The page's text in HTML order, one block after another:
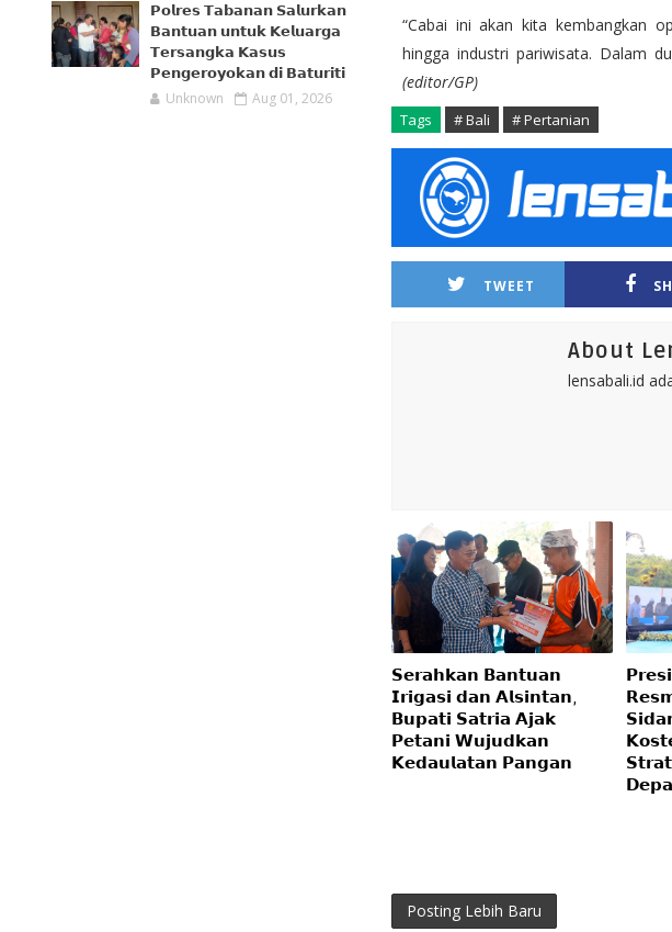
𝗣𝗼𝗹𝗿𝗲𝘀 𝗧𝗮𝗯𝗮𝗻𝗮𝗻 𝗦𝗮𝗹𝘂𝗿𝗸𝗮𝗻
𝗕𝗮𝗻𝘁𝘂𝗮𝗻 𝘂𝗻𝘁𝘂𝗸 𝗞𝗲𝗹𝘂𝗮𝗿𝗴𝗮
𝗧𝗲𝗿𝘀𝗮𝗻𝗴𝗸𝗮 𝗞𝗮𝘀𝘂𝘀
𝗣𝗲𝗻𝗴𝗲𝗿𝗼𝘆𝗼𝗸𝗮𝗻 𝗱𝗶 𝗕𝗮𝘁𝘂𝗿𝗶𝘁𝗶
Unknown Aug 01, 2026
“Cabai ini akan kita kembangkan
hingga industri pariwisata. Dalam
(editor/GP)
Tags # Bali # Pertanian
TWEET
About
lensabali.id
𝗦𝗲𝗿𝗮𝗵𝗸𝗮𝗻 𝗕𝗮𝗻𝘁𝘂𝗮𝗻
𝗜𝗿𝗶𝗴𝗮𝘀𝗶 𝗱𝗮𝗻 𝗔𝗹𝘀𝗶𝗻𝘁𝗮𝗻,
𝗕𝘂𝗽𝗮𝘁𝗶 𝗦𝗮𝘁𝗿𝗶𝗮 𝗔𝗷𝗮𝗸
𝗣𝗲𝘁𝗮𝗻𝗶 𝗪𝘂𝗷𝘂𝗱𝗸𝗮𝗻
𝗞𝗲𝗱𝗮𝘂𝗹𝗮𝘁𝗮𝗻 𝗣𝗮𝗻𝗴𝗮𝗻
Posting Lebih Baru